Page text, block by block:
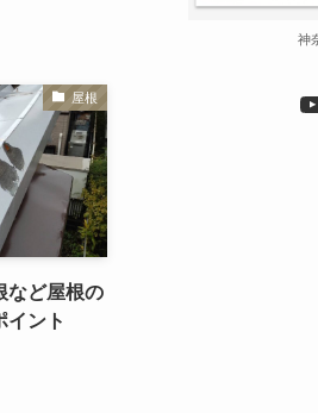
屋根
など屋根の
イント
神